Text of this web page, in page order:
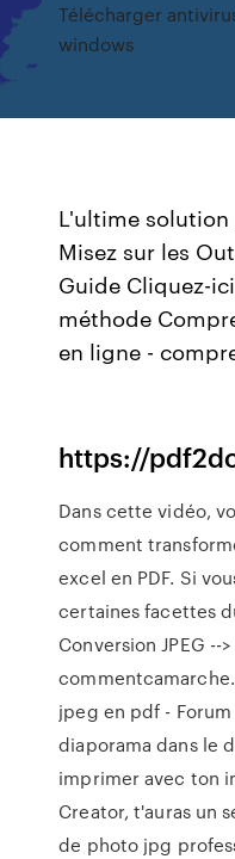
Télécharger
windows
L'ultime
Misez sur les
Guide Cliquez-
méthode
en ligne -
https://
Dans cette vidéo,
comment
excel en PDF. Si
certaines facettes
Conversion JPEG --
jpeg en pdf -
diaporama dans le
imprimer avec ton
Creator, t'auras un
de photo jpg